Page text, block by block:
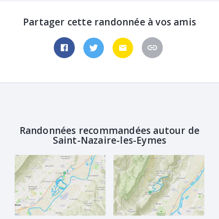
Partager cette randonnée à vos amis
Randonnées recommandées autour de
Saint-Nazaire-les-Eymes